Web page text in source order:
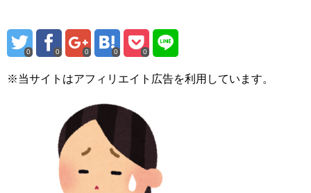
0 0 0 0 0
※当サイトはアフィリエイト広告を利用しています。